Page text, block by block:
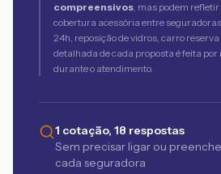
compreensivos, mas podem
cobertura acessória entre
24h, reposição de vidros, carro
detalhada de cada proposta é feita por
durante o atendimento.
1 cotação, 18 respostas
Sem precisar ligar ou
cada seguradora